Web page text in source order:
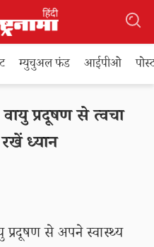
म्युचुअल फंड आईपीओ
प्रदूषण से त्वचा
ध्यान
प्रदूषण से अपने स्वास्थ्य